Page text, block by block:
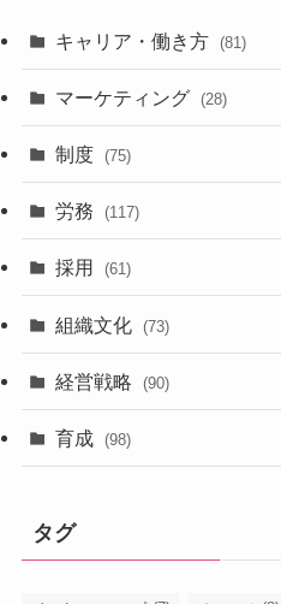
キャリア・働き方 (81)
マーケティング (28)
制度 (75)
労務 (117)
採用 (61)
組織文化 (73)
経営戦略 (90)
育成 (98)
タグ